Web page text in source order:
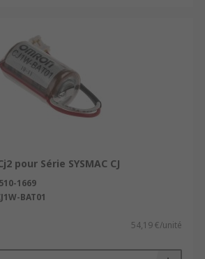
pour Série SYSMAC CJ
510-1669
BAT01
54,19 €/unité